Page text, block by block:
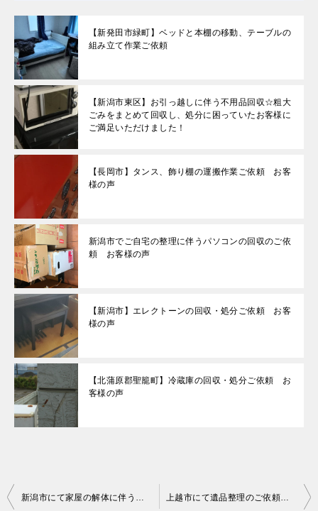
【新発田市緑町】ベッドと本棚の移動、テーブルの
組み立て作業ご依頼
【新潟市東区】お引っ越しに伴う不用品回収☆粗大
ごみをまとめて回収し、処分に困っていたお客様に
ご満足いただけました！
【長岡市】タンス、飾り棚の運搬作業ご依頼 お客
様の声
新潟市でご自宅の整理に伴うパソコンの回収のご依
頼 お客様の声
【新潟市】エレクトーンの回収・処分ご依頼 お客
様の声
【北蒲原郡聖籠町】冷蔵庫の回収・処分ご依頼 お
客様の声
投
新潟市にて家屋の解体に伴う不用品の回収処分 お客様の声 上越市にて遺品整理のご依頼 お客様の声